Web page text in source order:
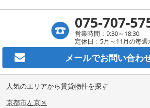
075-707-
営業時間：9:30～18:30
定休日：5月～11月の毎週
メールでお問い合わ
人気のエリアから賃貸物件を探す
京都市左京区